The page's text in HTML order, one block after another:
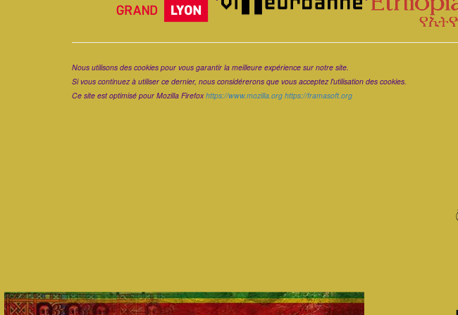
Nous utilisons des cookies pour vous garantir la meilleure expérience sur notre site.
Si vous continuez à utiliser ce dernier, nous considérerons que vous acceptez l'utilisation des cookies.
Ce site est optimisé pour Mozilla Firefoxhttps://www.mozilla.org https://framasoft.org